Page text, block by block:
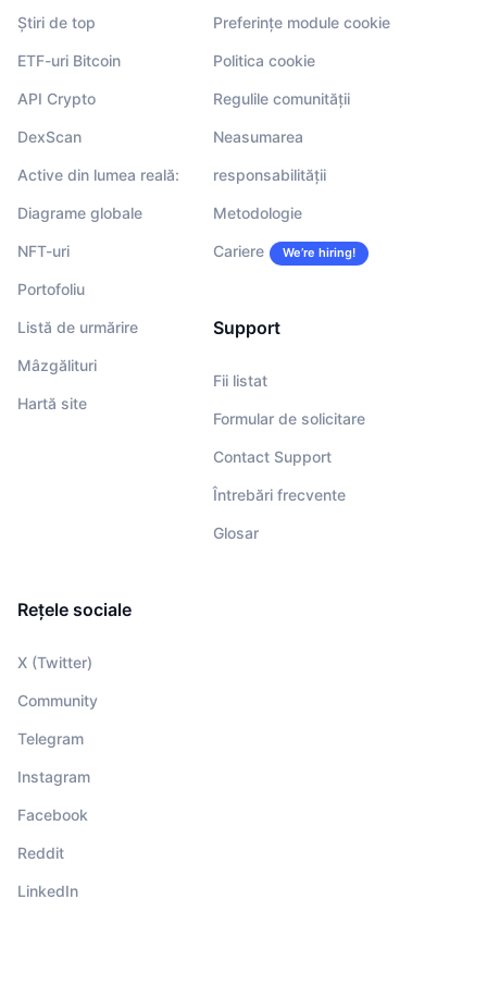
Știri de top
ETF-uri Bitcoin
API Crypto
DexScan
Active din lumea reală:
Diagrame globale
NFT-uri
Portofoliu
Listă de urmărire
Mâzgălituri
Hartă site
Preferințe module cookie
Politica cookie
Regulile comunității
Neasumarea
responsabilității
Metodologie
Cariere We’re hiring!
Support
Fii listat
Formular de solicitare
Contact Support
Întrebări frecvente
Glosar
Rețele sociale
X (Twitter)
Community
Telegram
Instagram
Facebook
Reddit
LinkedIn